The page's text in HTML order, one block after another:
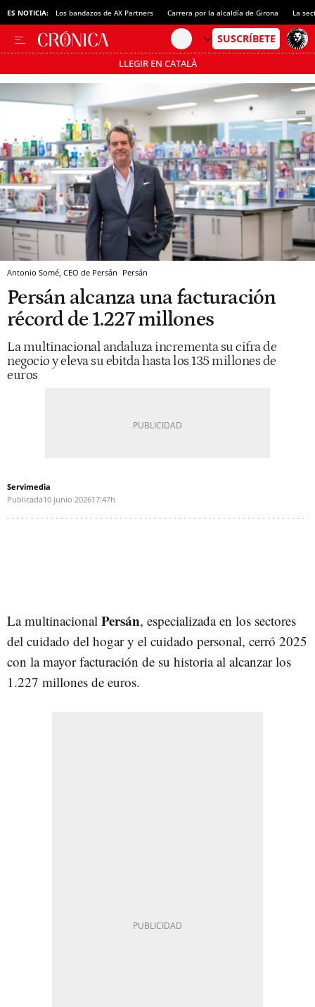
ES NOTICIA: Los bandazos de AX Partners Carrera por la alcaldía de Girona La
LLEGIR EN CATALÀ
Pásate al MODO AHORRO
Antonio Somé, CEO de Persán Persán
Persán alcanza una facturación
récord de 1.227 millones
La multinacional andaluza incrementa su cifra de
negocio y eleva su ebitda hasta los 135 millones de
euros
Servimedia
Publicada10 junio 202617:47h
La multinacional Persán, especializada en los sectores
del cuidado del hogar y el cuidado personal, cerró 2025
con la mayor facturación de su historia al alcanzar los
1.227 millones de euros.